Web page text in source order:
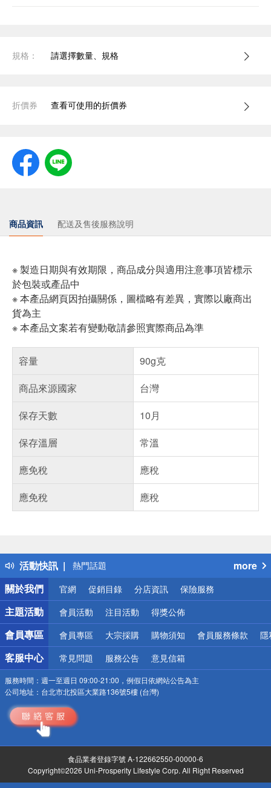
規格： 請選擇數量、規格
折價券 查看可使用的折價券
商品資訊 配送及售後服務說明
※ 製造日期與有效期限，商品成分與適用注意事項皆標示
於包裝或產品中
※ 本產品網頁因拍攝關係，圖檔略有差異，實際以廠商出
貨為主
※ 本產品文案若有變動敬請參照實際商品為準
容量
90g克
商品來源國家
台灣
保存天數
10月
保存溫層
常溫
應免稅
應稅
應免稅
應稅
活動快訊
得獎公告
熱門話題
銀行優惠
偏遠地區配送
詐騙網頁！請小心！
more
關於我們
官網 促銷目錄 分店資訊 保險服務
主題活動 會員活動 注目活動 得獎公佈
會員專區 會員專區 大宗採購 購物須知 會員服務條款 隱
客服中心 常見問題 服務公告 意見信箱
服務時間： 週一至週日 09:00-21:00，例假日依網站公告為主
公司地址： 台北市北投區大業路136號5樓 (台灣)
食品業者登錄字號 A-122662550-00000-6
Copyright©2026 Uni-Prosperity Lifestyle Corp. All Right Reserved